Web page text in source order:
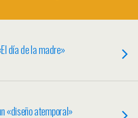
día de la madre»
«diseño atemporal»